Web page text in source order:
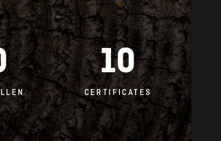
10
CERTIFICATES